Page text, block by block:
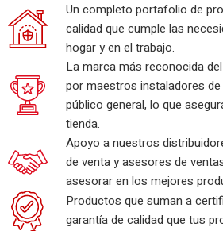
Un completo portafolio de
calidad que cumple las
hogar y en el trabajo.
La marca más reconocida
por maestros instaladores
público general, lo que
tienda.
Apoyo a nuestros
de venta y asesores de
asesorar en los mejores
Productos que suman a
garantía de calidad que tus